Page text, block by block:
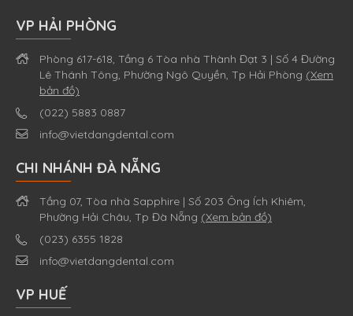
VP HẢI PHÒNG
Phòng 617-618, Tầng 6 Tòa nhà Thành Đạt 3 | Số 4 Đường
Lê Thánh Tông, Phường Ngô Quyền, Tp Hải Phòng (Xem
bản đồ)
(022) 5883 0887
info@vietdangdental.com
CHI NHÁNH ĐÀ NẴNG
Tầng 07, Tòa nhà Sapphire | Số 203 Ông Ích Khiêm,
Phường Hải Châu, Tp Đà Nẵng (Xem bản đồ)
(023) 6355 1828
info@vietdangdental.com
VP HUẾ